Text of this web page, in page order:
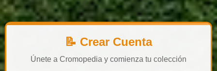
📝 Crear Cuenta
Únete a Cromopedia y comienza tu colección